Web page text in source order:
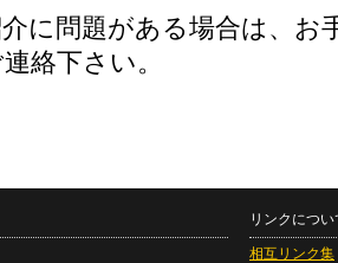
に問題がある場合は、お
絡下さい。
リンクについ
相互リンク集